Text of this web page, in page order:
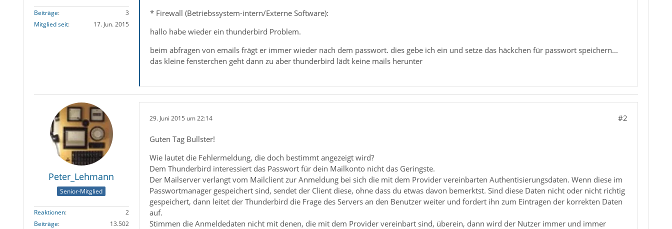
Beiträge
3
Mitglied seit
17. Jun. 2015
* Firewall (Betriebssystem-intern/Externe Software):
hallo habe wieder ein thunderbird Problem.
beim abfragen von emails frägt er immer wieder nach dem passwort. dies gebe ich ein und setze das häckchen für passwort speichern...
das kleine fensterchen geht dann zu aber thunderbird lädt keine mails herunter
Peter_Lehmann
Senior-Mitglied
Reaktionen
2
Beiträge
13.502
29. Juni 2015 um 22:14 #2
Guten Tag Bullster!
Wie lautet die Fehlermeldung, die doch bestimmt angezeigt wird?
Dem Thunderbird interessiert das Passwort für dein Mailkonto nicht das Geringste.
Der Mailserver verlangt vom Mailclient zur Anmeldung bei sich die mit dem Provider vereinbarten Authentisierungsdaten. Wenn diese im
Passwortmanager gespeichert sind, sendet der Client diese, ohne dass du etwas davon bemerktst. Sind diese Daten nicht oder nicht richtig
gespeichert, dann leitet der Thunderbird die Frage des Servers an den Benutzer weiter und fordert ihn zum Eintragen der korrekten Daten
auf.
Stimmen die Anmeldedaten nicht mit denen, die mit dem Provider vereinbart sind, überein, dann wird der Nutzer immer und immer